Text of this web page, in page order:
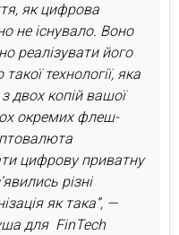
як цифрова
не існувало. Воно
реалізувати його
технології, яка
двох копій вашої
окремих флеш-
цифрову приватну
різні
як така”, —
для FinTech